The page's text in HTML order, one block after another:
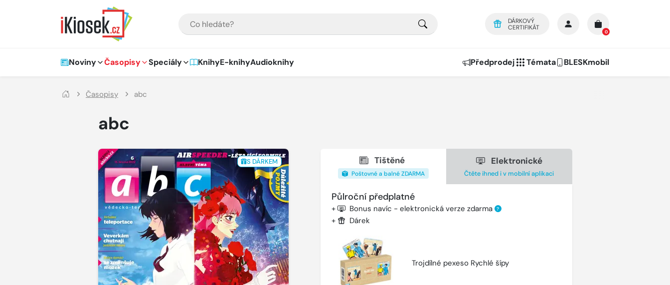
DÁRKOVÝ
CERTIFIKÁT
0
Hlavní navigace
Noviny Časopisy Speciály KnihyE-knihyAudioknihy Předprodej Témata BLESKmobil
Časopisy abc
abc
S DÁRKEM Tištěné
Poštovné a balné ZDARMA
Elektronické
Čtěte ihned i v mobilní aplikaci
Půlroční předplatné
+ Bonus navíc - elektronická verze zdarma ?
+ Dárek
Trojdílné pexeso Rychlé šípy